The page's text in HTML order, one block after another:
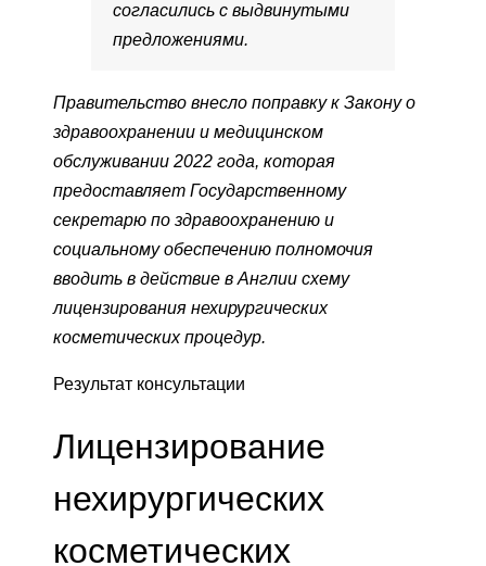
согласились с выдвинутыми
предложениями.
Правительство внесло поправку к Закону о
здравоохранении и медицинском
обслуживании 2022 года, которая
предоставляет Государственному
секретарю по здравоохранению и
социальному обеспечению полномочия
вводить в действие в Англии схему
лицензирования нехирургических
косметических процедур.
Результат консультации
Лицензирование
нехирургических
косметических